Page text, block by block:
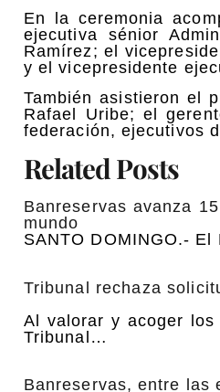
En la ceremonia
ejecutiva sénior
Ramírez; el
y el vicepresidente
También asistieron el
Rafael Uribe; el
federación, ejecutivos
Related Posts
Banreservas avanza
mundo
SANTO DOMINGO.-
Tribunal rechaza
Al valorar y acoger
Tribunal…
Banreservas, entre las